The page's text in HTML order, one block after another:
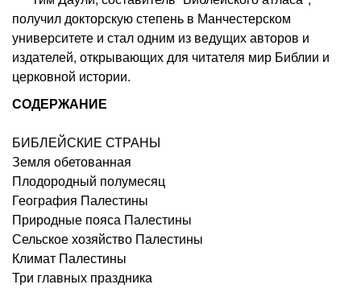
получил докторскую степень в Манчестерском
университете и стал одним из ведущих авторов и
издателей, открывающих для читателя мир Библии и
церковной истории.
СОДЕРЖАНИЕ
БИБЛЕЙСКИЕ СТРАНЫ
Земля обетованная
Плодородный полумесяц
География Палестины
Природные пояса Палестины
Сельское хозяйство Палестины
Климат Палестины
Три главных праздника